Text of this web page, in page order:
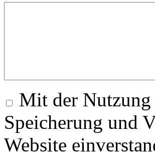
Mit der Nutzung
Speicherung und
Website